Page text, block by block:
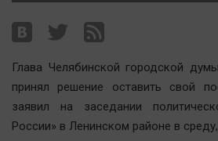
Архив
Наша победа
Общество
Политика
Экономика
Глава Челябинской городской
принял решение оставить свой
заявил на заседании
России» в Ленинском районе в